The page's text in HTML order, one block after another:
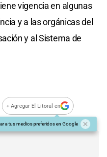
vigencia en algunas
y a las orgánicas del
y al Sistema de
+ Agregar El Litoral en
a tus medios preferidos en Google